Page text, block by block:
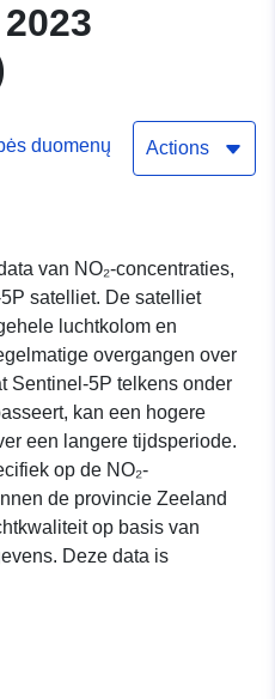
duomenų
Actions
van NO₂-concentraties,
satelliet. De satelliet
luchtkolom en
overgangen over
Sentinel-5P telkens onder
kan een hogere
een langere tijdsperiode.
op de NO₂-
de provincie Zeeland
op basis van
Deze data is